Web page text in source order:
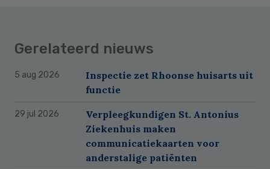
Gerelateerd nieuws
5 aug 2026
Inspectie zet Rhoonse huisarts uit
functie
29 jul 2026
Verpleegkundigen St. Antonius
Ziekenhuis maken
communicatiekaarten voor
anderstalige patiënten